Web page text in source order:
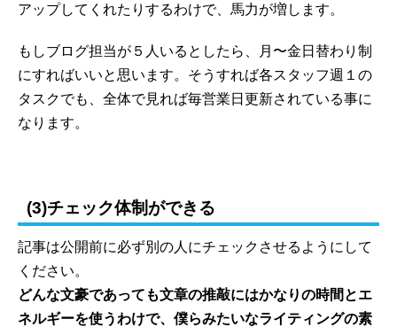
アップしてくれたりするわけで、馬力が増します。
もしブログ担当が５人いるとしたら、月〜金日替わり制
にすればいいと思います。そうすれば各スタッフ週１の
タスクでも、全体で見れば毎営業日更新されている事に
なります。
(3)チェック体制ができる
記事は公開前に必ず別の人にチェックさせるようにして
ください。
どんな文豪であっても文章の推敲にはかなりの時間とエ
ネルギーを使うわけで、僕らみたいなライティングの素